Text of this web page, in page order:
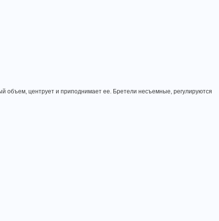
объем, центрует и приподнимает ее. Бретели несъемные, регулируются